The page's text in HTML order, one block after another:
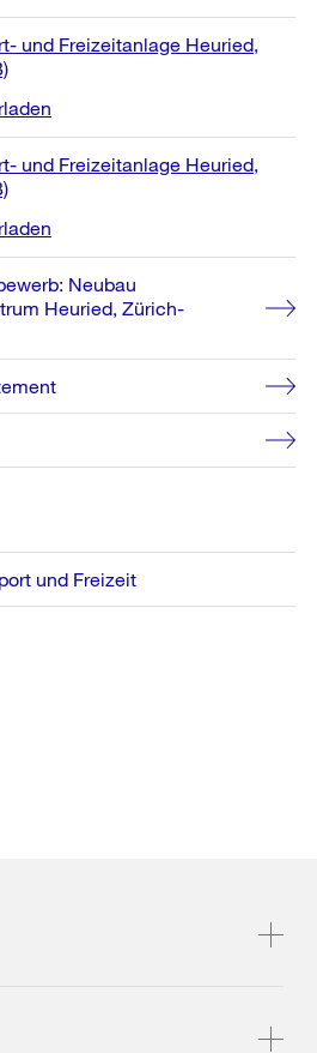
und Freizeitanlage Heuried,
und Freizeitanlage Heuried,
Neubau
Heuried, Zürich-
und Freizeit